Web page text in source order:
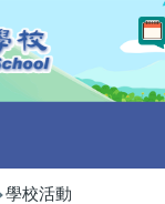
學校活動